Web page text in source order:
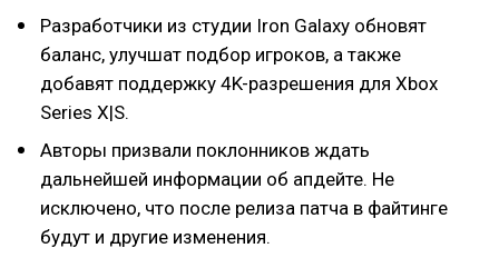
Разработчики из студии Iron Galaxy обновят
баланс, улучшат подбор игроков, а также
добавят поддержку 4K-разрешения для Xbox
Series X|S.
Авторы призвали поклонников ждать
дальнейшей информации об апдейте. Не
исключено, что после релиза патча в файтинге
будут и другие изменения.